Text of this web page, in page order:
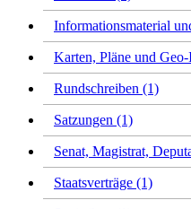
Informationsmaterial
Karten, Pläne und
Rundschreiben (1)
Satzungen (1)
Senat, Magistrat,
Staatsverträge (1)